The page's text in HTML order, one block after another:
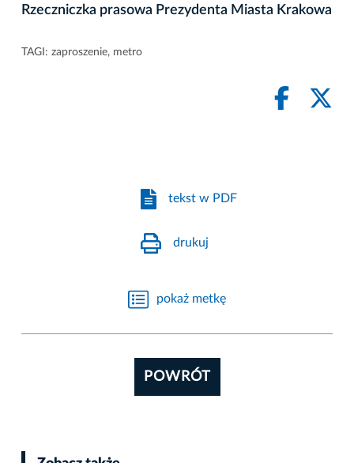
Rzeczniczka prasowa Prezydenta Miasta Krakowa
TAGI: zaproszenie, metro
tekst w PDF
drukuj
pokaż metkę
POWRÓT